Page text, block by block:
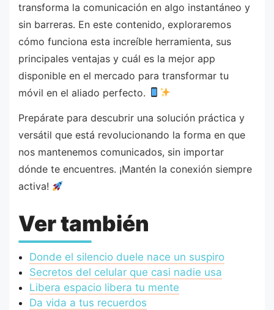
transforma la comunicación en algo instantáneo y
sin barreras. En este contenido, exploraremos
cómo funciona esta increíble herramienta, sus
principales ventajas y cuál es la mejor app
disponible en el mercado para transformar tu
móvil en el aliado perfecto.
Prepárate para descubrir una solución práctica y
versátil que está revolucionando la forma en que
nos mantenemos comunicados, sin importar
dónde te encuentres. ¡Mantén la conexión siempre
activa!
Ver también
Donde el silencio duele nace un suspiro
Secretos del celular que casi nadie usa
Libera espacio libera tu mente
Da vida a tus recuerdos